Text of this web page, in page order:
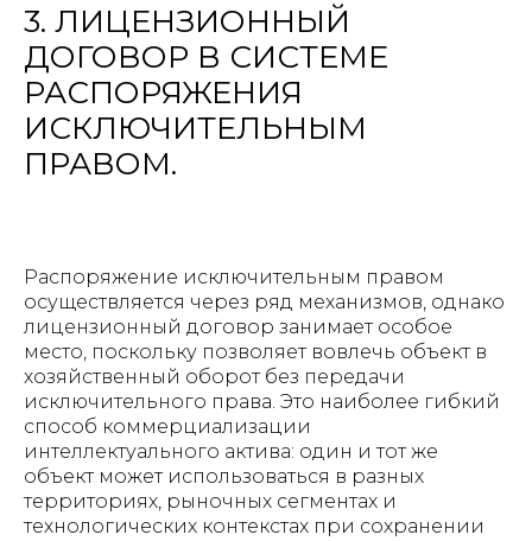
3. ЛИЦЕНЗИОННЫЙ
ДОГОВОР В СИСТЕМЕ
РАСПОРЯЖЕНИЯ
ИСКЛЮЧИТЕЛЬНЫМ
ПРАВОМ.
Распоряжение исключительным правом
осуществляется через ряд механизмов, однако
лицензионный договор занимает особое
место, поскольку позволяет вовлечь объект в
хозяйственный оборот без передачи
исключительного права. Это наиболее гибкий
способ коммерциализации
интеллектуального актива: один и тот же
объект может использоваться в разных
территориях, рыночных сегментах и
технологических контекстах при сохранении